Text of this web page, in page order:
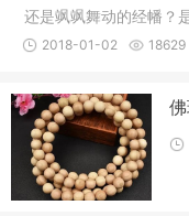
还是飒飒舞动的经幡？
昭寺？你
2018-01-02 18629